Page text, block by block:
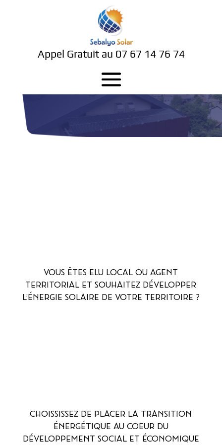
Appel Gratuit au 07 67 14 76 74
VOUS ÊTES ELU LOCAL OU AGENT
TERRITORIAL ET SOUHAITEZ DÉVELOPPER
L’ÉNERGIE SOLAIRE DE VOTRE TERRITOIRE ?
CHOISSISSEZ DE PLACER LA TRANSITION
ÉNERGÉTIQUE AU COEUR DU
DÉVELOPPEMENT SOCIAL ET ÉCONOMIQUE